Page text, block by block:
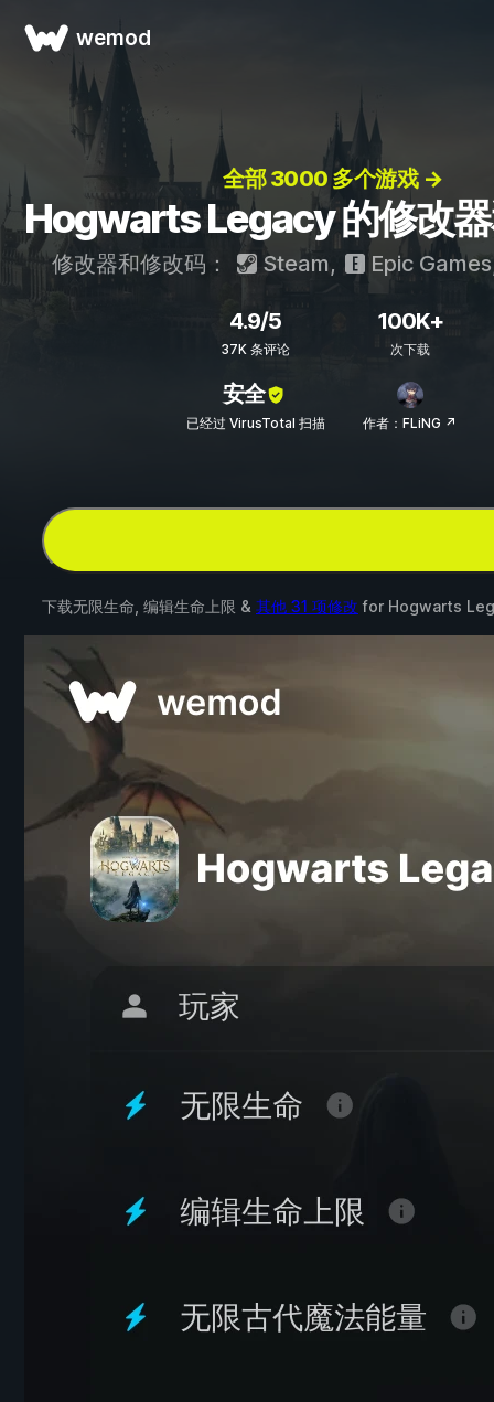
wemod
全部 3000 多个游戏 →
Hogwarts Legacy 的修改
修改器和修改码： Steam, Epic Games
4.9/5
37K 条评论
100K+
次下载
安全
已经过 VirusTotal 扫描 作者：FLiNG ↗
下载无限生命, 编辑生命上限 & 其他 31 项修改 for Hogwarts